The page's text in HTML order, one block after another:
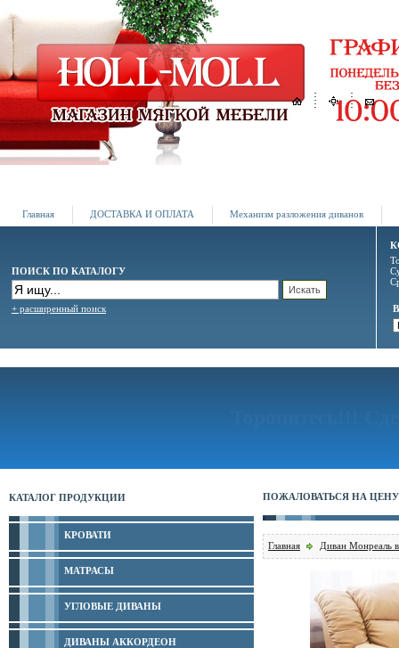
Главная ДОСТАВКА И ОПЛАТА Механизм разложения диванов
ПОИСК ПО КАТАЛОГУ
+ расширенный поиск
КАТАЛОГ ПРОДУКЦИИ
КРОВАТИ
МАТРАСЫ
УГЛОВЫЕ ДИВАНЫ
ДИВАНЫ АККОРДЕОН
ПОЖАЛОВАТЬСЯ НА ЦЕНУ
Главная Диван Монреаль